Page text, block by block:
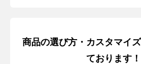
商品の選び方・カスタマイ
ております！